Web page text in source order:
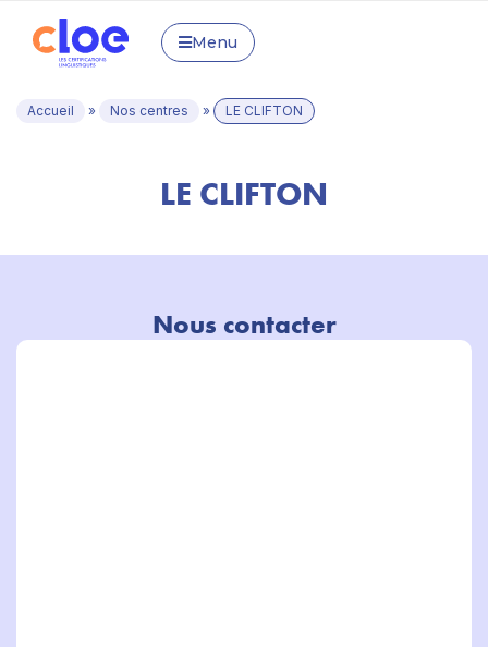
Menu
Accueil » Nos centres » LE CLIFTON
LE CLIFTON
Nous contacter